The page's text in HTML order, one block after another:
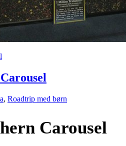
, Roadtrip med børn
Carousel